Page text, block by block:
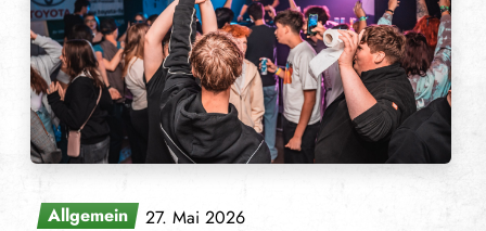
Allgemein 27. Mai 2026